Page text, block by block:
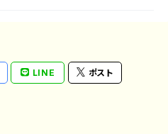
LINE ポスト